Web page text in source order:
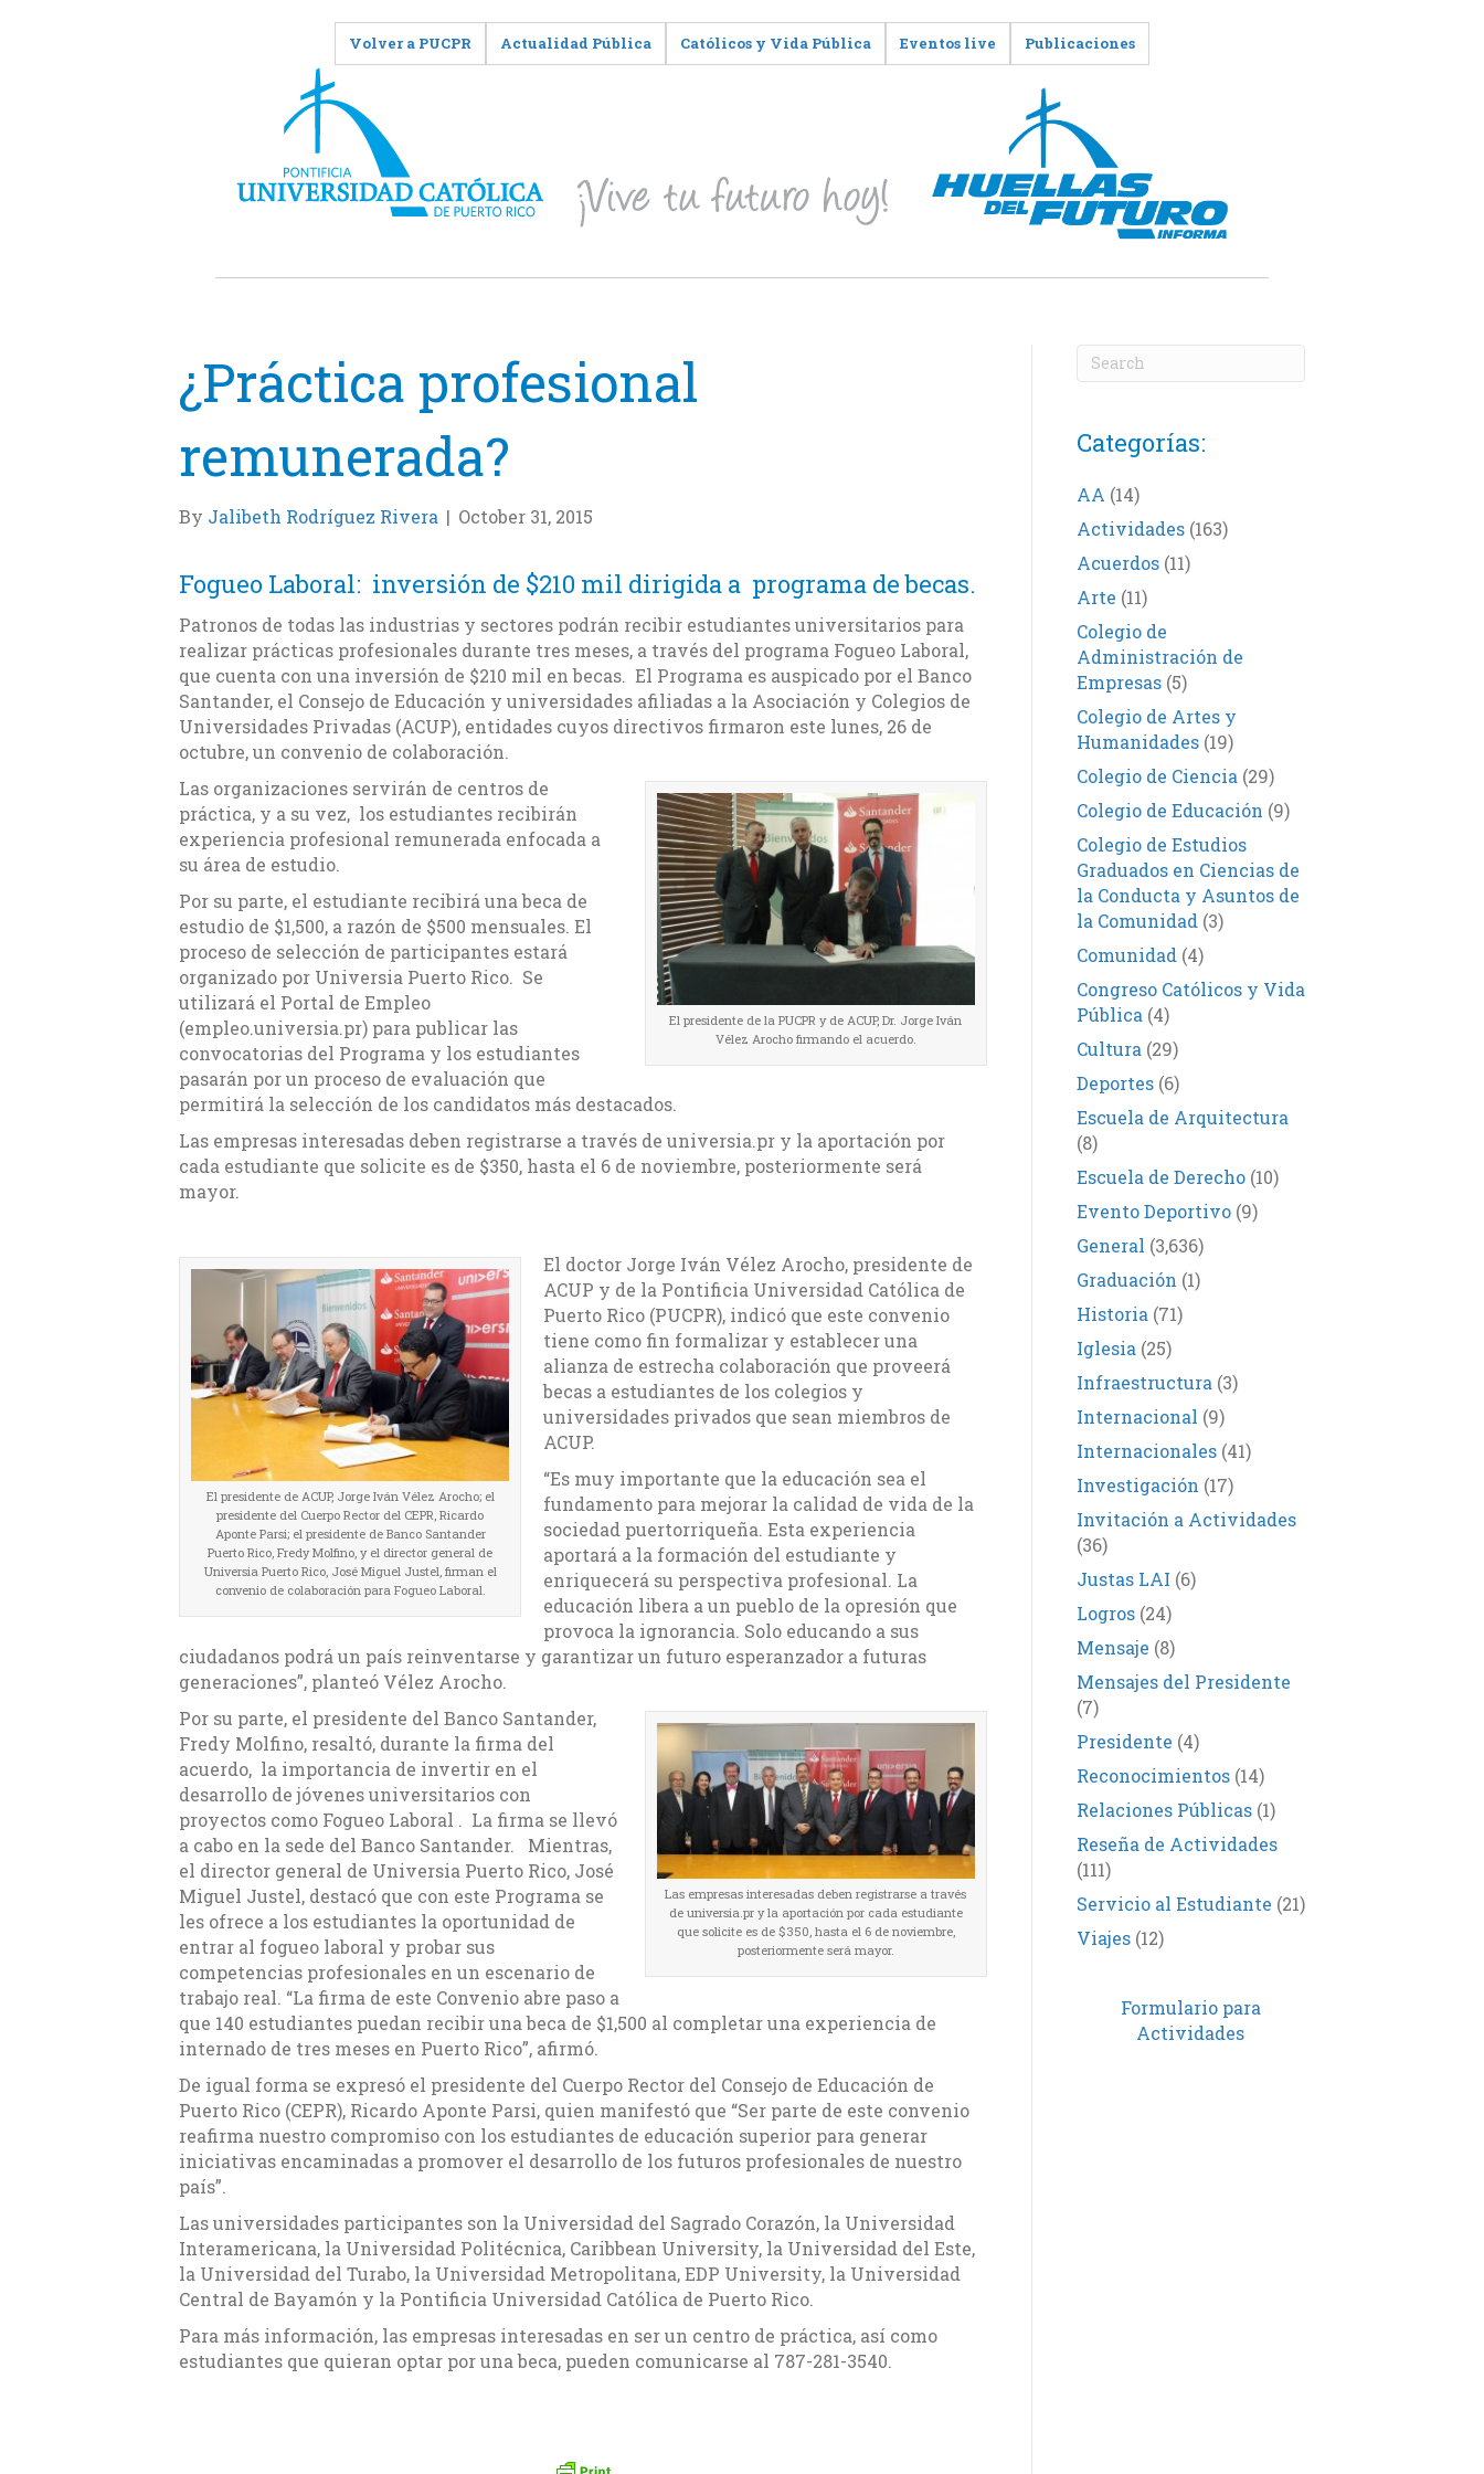
Volver a PUCPR Actualidad Pública Católicos y Vida Pública Eventos live Publicaciones
¿Práctica profesional
remunerada?
By Jalibeth Rodríguez Rivera | October 31, 2015
Fogueo Laboral: inversión de $210 mil dirigida a programa de becas.
Patronos de todas las industrias y sectores podrán recibir estudiantes universitarios para
realizar prácticas profesionales durante tres meses, a través del programa Fogueo Laboral,
que cuenta con una inversión de $210 mil en becas. El Programa es auspicado por el Banco
Santander, el Consejo de Educación y universidades afiliadas a la Asociación y Colegios de
Universidades Privadas (ACUP), entidades cuyos directivos firmaron este lunes, 26 de
octubre, un convenio de colaboración.
El presidente de la PUCPR y de ACUP, Dr. Jorge Iván
Vélez Arocho firmando el acuerdo.
Las organizaciones servirán de centros de
práctica, y a su vez, los estudiantes recibirán
experiencia profesional remunerada enfocada a
su área de estudio.
Por su parte, el estudiante recibirá una beca de
estudio de $1,500, a razón de $500 mensuales. El
proceso de selección de participantes estará
organizado por Universia Puerto Rico. Se
utilizará el Portal de Empleo
(empleo.universia.pr) para publicar las
convocatorias del Programa y los estudiantes
pasarán por un proceso de evaluación que
permitirá la selección de los candidatos más destacados.
Las empresas interesadas deben registrarse a través de universia.pr y la aportación por
cada estudiante que solicite es de $350, hasta el 6 de noviembre, posteriormente será
mayor.
El presidente de ACUP, Jorge Iván Vélez Arocho; el
presidente del Cuerpo Rector del CEPR, Ricardo
Aponte Parsi; el presidente de Banco Santander
Puerto Rico, Fredy Molfino, y el director general de
Universia Puerto Rico, José Miguel Justel, firman el
convenio de colaboración para Fogueo Laboral.
El doctor Jorge Iván Vélez Arocho, presidente de
ACUP y de la Pontificia Universidad Católica de
Puerto Rico (PUCPR), indicó que este convenio
tiene como fin formalizar y establecer una
alianza de estrecha colaboración que proveerá
becas a estudiantes de los colegios y
universidades privados que sean miembros de
ACUP.
“Es muy importante que la educación sea el
fundamento para mejorar la calidad de vida de la
sociedad puertorriqueña. Esta experiencia
aportará a la formación del estudiante y
enriquecerá su perspectiva profesional. La
educación libera a un pueblo de la opresión que
provoca la ignorancia. Solo educando a sus
ciudadanos podrá un país reinventarse y garantizar un futuro esperanzador a futuras
generaciones”, planteó Vélez Arocho.
Las empresas interesadas deben registrarse a través
de universia.pr y la aportación por cada estudiante
que solicite es de $350, hasta el 6 de noviembre,
posteriormente será mayor.
Por su parte, el presidente del Banco Santander,
Fredy Molfino, resaltó, durante la firma del
acuerdo, la importancia de invertir en el
desarrollo de jóvenes universitarios con
proyectos como Fogueo Laboral . La firma se llevó
a cabo en la sede del Banco Santander. Mientras,
el director general de Universia Puerto Rico, José
Miguel Justel, destacó que con este Programa se
les ofrece a los estudiantes la oportunidad de
entrar al fogueo laboral y probar sus
competencias profesionales en un escenario de
trabajo real. “La firma de este Convenio abre paso a
que 140 estudiantes puedan recibir una beca de $1,500 al completar una experiencia de
internado de tres meses en Puerto Rico”, afirmó.
De igual forma se expresó el presidente del Cuerpo Rector del Consejo de Educación de
Puerto Rico (CEPR), Ricardo Aponte Parsi, quien manifestó que “Ser parte de este convenio
reafirma nuestro compromiso con los estudiantes de educación superior para generar
iniciativas encaminadas a promover el desarrollo de los futuros profesionales de nuestro
país”.
Las universidades participantes son la Universidad del Sagrado Corazón, la Universidad
Interamericana, la Universidad Politécnica, Caribbean University, la Universidad del Este,
la Universidad del Turabo, la Universidad Metropolitana, EDP University, la Universidad
Central de Bayamón y la Pontificia Universidad Católica de Puerto Rico.
Para más información, las empresas interesadas en ser un centro de práctica, así como
estudiantes que quieran optar por una beca, pueden comunicarse al 787-281-3540.
Categorías:
AA (14)
Actividades(163)
Acuerdos(11)
Arte (11)
Colegio de
Administración de
Empresas(5)
Colegio de Artes y
Humanidades(19)
Colegio de Ciencia (29)
Colegio de Educación (9)
Colegio de Estudios
Graduados en Ciencias de
la Conducta y Asuntos de
la Comunidad (3)
Comunidad (4)
Congreso Católicos y Vida
Pública (4)
Cultura (29)
Deportes(6)
Escuela de Arquitectura
(8)
Escuela de Derecho(10)
Evento Deportivo(9)
General (3,636)
Graduación (1)
Historia (71)
Iglesia (25)
Infraestructura (3)
Internacional (9)
Internacionales(41)
Investigación (17)
Invitación a Actividades
(36)
Justas LAI (6)
Logros(24)
Mensaje (8)
Mensajes del Presidente
(7)
Presidente (4)
Reconocimientos(14)
Relaciones Públicas(1)
Reseña de Actividades
(111)
Servicio al Estudiante (21)
Viajes(12)
Formulario para
Actividades